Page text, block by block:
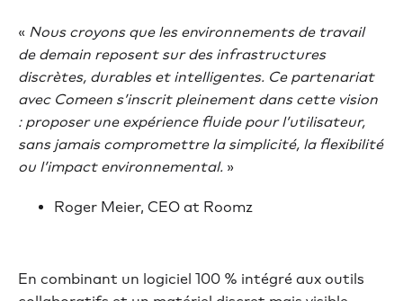
« Nous croyons que les environnements de travail
de demain reposent sur des infrastructures
discrètes, durables et intelligentes. Ce partenariat
avec Comeen s’inscrit pleinement dans cette vision
: proposer une expérience fluide pour l’utilisateur,
sans jamais compromettre la simplicité, la flexibilité
ou l’impact environnemental. »
Roger Meier, CEO at Roomz
En combinant un logiciel 100 % intégré aux outils